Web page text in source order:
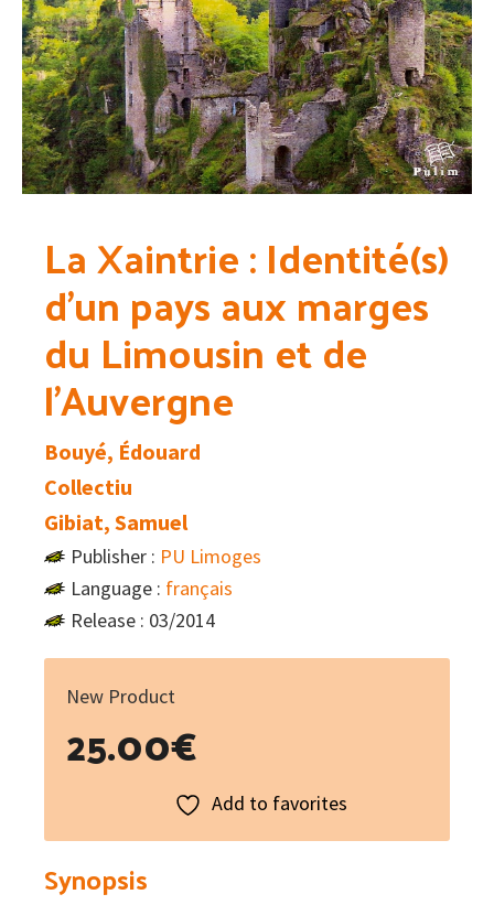
La Xaintrie : Identité(s)
d’un pays aux marges
du Limousin et de
l’Auvergne
Bouyé, Édouard
Collectiu
Gibiat, Samuel
Publisher : PU Limoges
Language : français
Release : 03/2014
New Product
25.00€
Add to favorites
Synopsis